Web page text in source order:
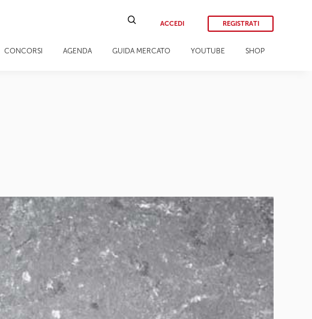
ACCEDI REGISTRATI
CONCORSI AGENDA GUIDA MERCATO YOUTUBE SHOP